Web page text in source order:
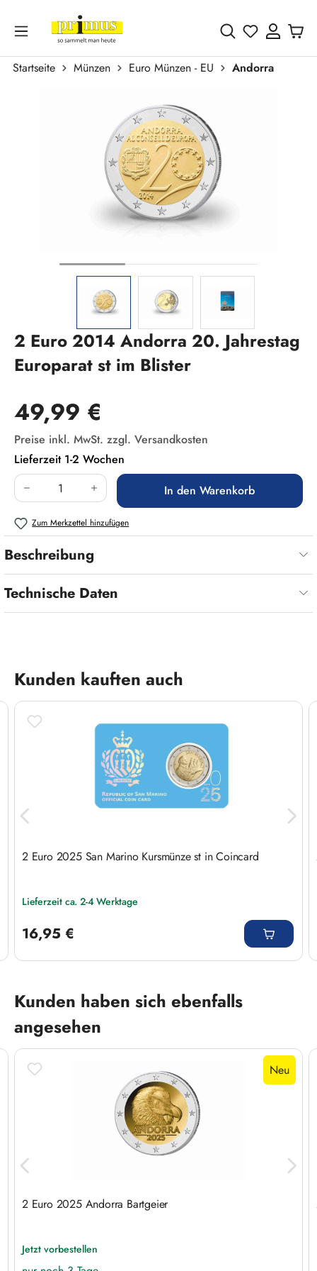
Zum Hauptinhalt springen
Du hast 0
Startseite Münzen Euro Münzen - EU
Andorra
2 Euro 2014 Andorra 20. Jahrestag
Europarat st im Blister
Regulärer Preis:
49,99 €
Preise inkl. MwSt. zzgl. Versandkosten
Lieferzeit 1-2 Wochen
Produkt Anzahl: Gib den gewünschten Wert
In den Warenkorb
Zum Merkzettel hinzufügen
Beschreibung
Technische Daten
Produktgalerie überspringen
Kunden kauften auch
2 Euro 2025 San Marino Kursmünze st in Coincard
Lieferzeit ca. 2-4 Werktage
16,95 €
Produktgalerie überspringen
Kunden haben sich ebenfalls
angesehen
Neu
2 Euro 2025 Andorra Bartgeier
Jetzt vorbestellen